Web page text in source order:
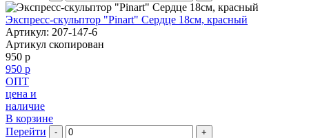
Экспресс-скульптор "Pinart" Сердце 18см, красный
Артикул: 207-147-6
Артикул скопирован
950 р
950 р
ОПТ
цена и
наличие
В корзине
Перейти
- +